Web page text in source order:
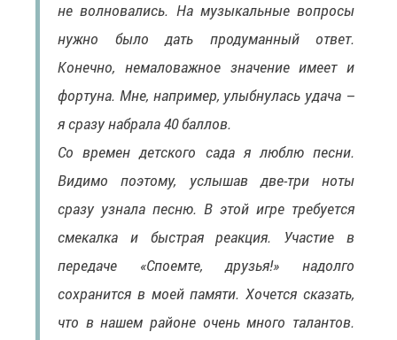
не волновались. На музыкальные вопросы
нужно было дать продуманный ответ.
Конечно, немаловажное значение имеет и
фортуна. Мне, например, улыбнулась удача –
я сразу набрала 40 баллов.
Со времен детского сада я люблю песни.
Видимо поэтому, услышав две-три ноты
сразу узнала песню. В этой игре требуется
смекалка и быстрая реакция. Участие в
передаче «Споемте, друзья!» надолго
сохранится в моей памяти. Хочется сказать,
что в нашем районе очень много талантов.